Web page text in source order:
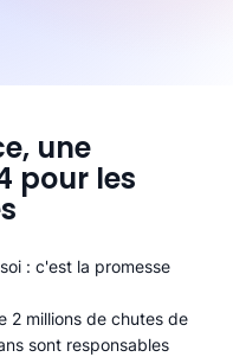
une
pour les
: c'est la promesse
2 millions de chutes de
sont responsables